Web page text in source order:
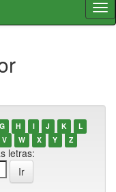
G H I J K
L
V W X Y Z
letras: